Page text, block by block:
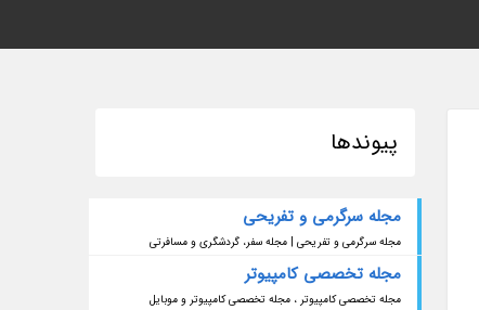
پیوندها
مجله سرگرمی و تفریحی
مجله سرگرمی و تفریحی | مجله سفر، گردشگری و مسافرتی
مجله تخصصی کامپیوتر
مجله تخصصی کامپیوتر ، مجله تخصصی کامپیوتر و موبایل